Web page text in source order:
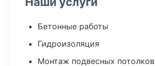
Бетонные работы
Гидроизоляция
Монтаж подвесных потолков